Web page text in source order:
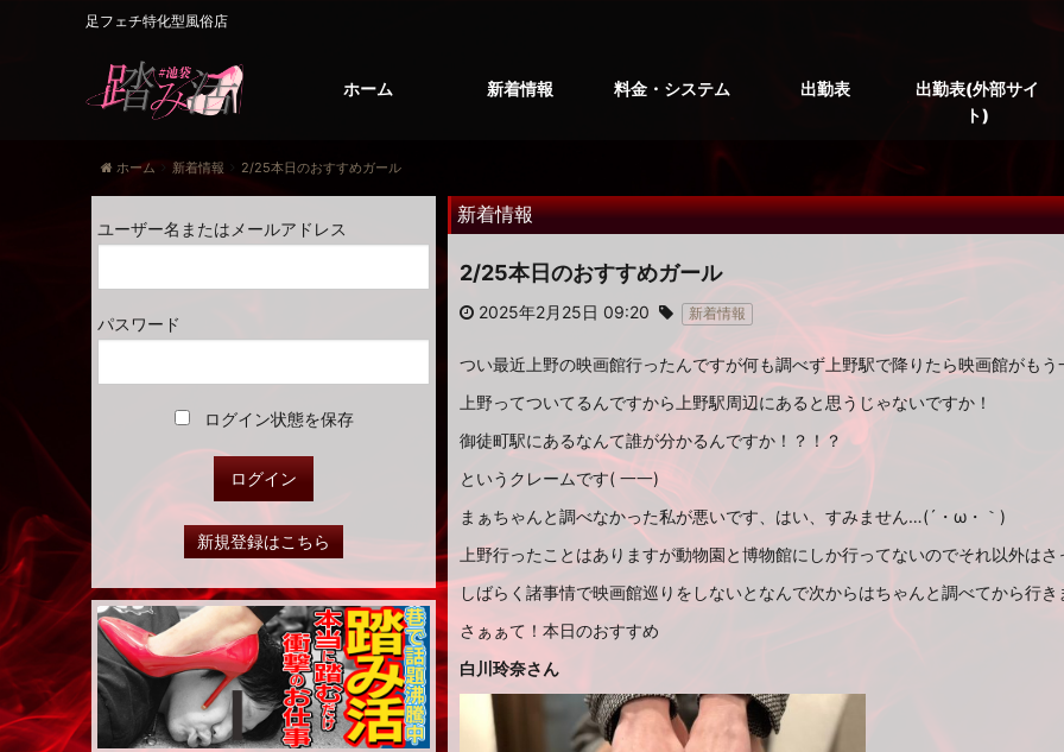
足フェチ特化型風俗店
ホーム 新着情報 料金・システム 出勤表
出勤表(外部サイ
ト)
ホーム 新着情報 2/25本日のおすすめガール
新着情報
2/25本日のおすすめガール
2025年2月25日 09:20 新着情報
つい最近上野の映画館行ったんですが何も調べず上野駅で降りたら映画館がも
上野ってついてるんですから上野駅周辺にあると思うじゃないですか！
御徒町駅にあるなんて誰が分かるんですか！？！？
というクレームです( 一一)
まぁちゃんと調べなかった私が悪いです、はい、すみません…(´・ω・｀)
上野行ったことはありますが動物園と博物館にしか行ってないのでそれ以外は
しばらく諸事情で映画館巡りをしないとなんで次からはちゃんと調べてから行き
さぁぁて！本日のおすすめ
白川玲奈さん
ユーザー名またはメールアドレス
パスワード
ログイン状態を保存
新規登録はこちら